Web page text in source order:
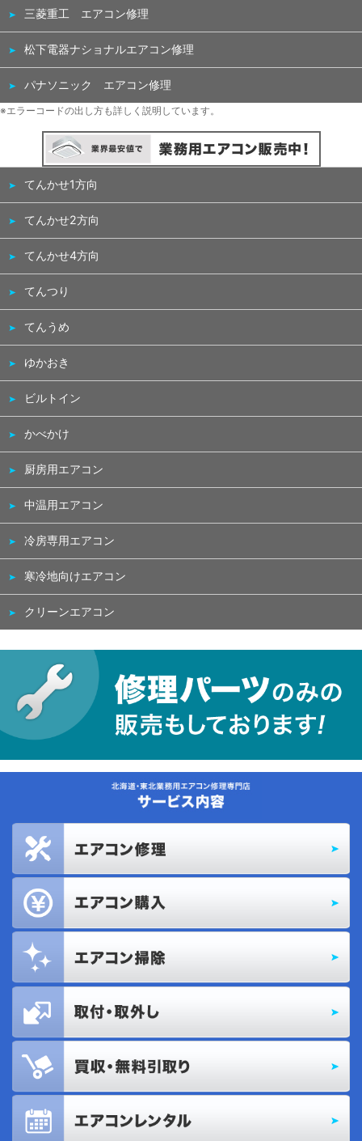
三菱重工 エアコン修理
松下電器ナショナルエアコン修理
パナソニック エアコン修理
※エラーコードの出し方も詳しく説明しています。
てんかせ1方向
てんかせ2方向
てんかせ4方向
てんつり
てんうめ
ゆかおき
ビルトイン
かべかけ
厨房用エアコン
中温用エアコン
冷房専用エアコン
寒冷地向けエアコン
クリーンエアコン